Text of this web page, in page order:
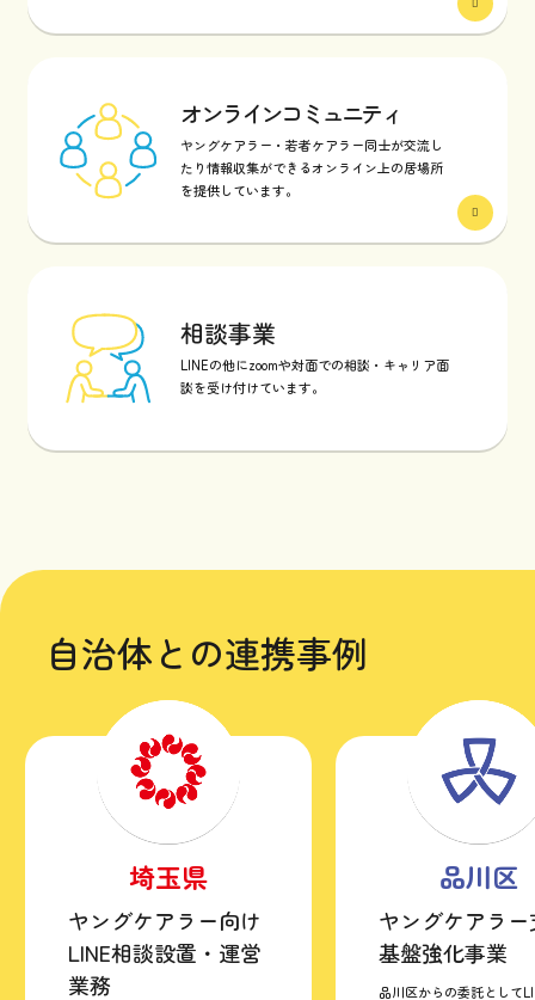
オンラインコミュニティ
ヤングケアラー・若者ケアラー同士が交流し
たり情報収集ができるオンライン上の居場所
を提供しています。
相談事業
LINEの他にzoomや対面での相談・キャリア面
談を受け付けています。
自治体との連携事例
埼玉県
ヤングケアラー向け
LINE相談設置・運営
業務
品川区
ヤングケアラ
基盤強化事業
品川区からの委託として